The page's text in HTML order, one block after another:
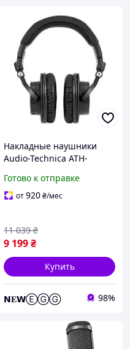
Накладные наушники
Audio-Technica ATH-
Готово к отправке
от920₴/мес
9 199₴
11 039 ₴
Купить
𝗡𝐄𝗪ⒺⒼⒼ 98%